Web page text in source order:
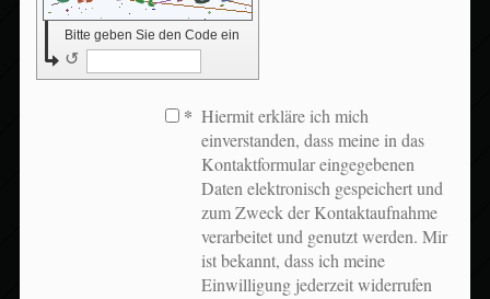
Bitte geben Sie den Code ein
↺
* Hiermit erkläre ich mich
einverstanden, dass meine in das
Kontaktformular eingegebenen
Daten elektronisch gespeichert und
zum Zweck der Kontaktaufnahme
verarbeitet und genutzt werden. Mir
ist bekannt, dass ich meine
Einwilligung jederzeit widerrufen